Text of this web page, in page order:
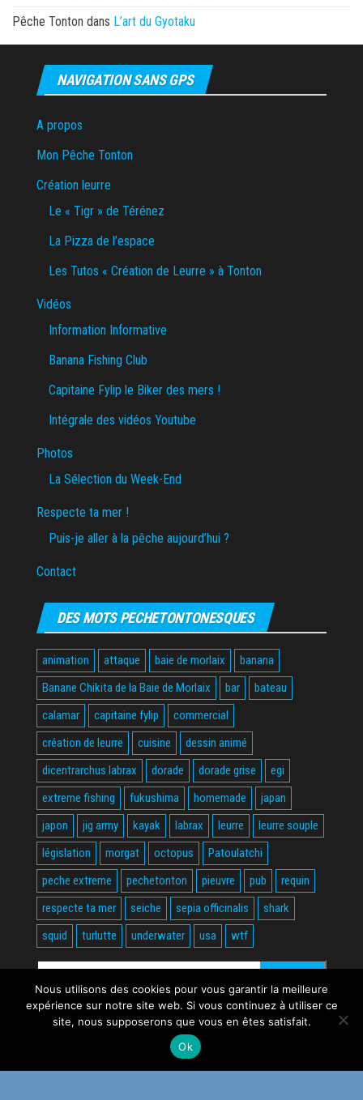
Pêche Tonton dans L’art du Gyotaku
NAVIGATION SANS GPS
A propos
Mon Pêche Tonton
Création leurre
Le « Tigr » de Térénez
La Pizza de l’espace
Les Tutos « Création de Leurre » à Tonton
Vidéos
Information Informative
Banana Fishing Club
Capitaine Fylip le Biker des mers !
Intégrale des vidéos Youtube
Photos
La Sélection du Week-End
Respecte ta mer !
Puis-je aller à la pêche aujourd’hui ?
Contact
DES MOTS PECHETONTONESQUES
animation attaque baie de morlaix
banana
Banane Chikita de la Baie de Morlaix
bar
bateau
calamar
capitaine fylip
commercial
création de leurre
cuisine
dessin animé
dicentrarchus labrax
dorade dorade grise
egi
extreme fishing
fukushima homemade
japan
japon
jig army kayak labrax leurre
leurre souple
législation
morgat octopus
Patoulatchi
peche extreme
pechetonton pieuvre pub
requin
respecte ta mer
seiche sepia officinalis
shark
squid
turlutte underwater usa wtf
Rechercher :
WordPress
Nous utilisons des cookies pour vous garantir la meilleure
expérience sur notre site web. Si vous continuez à utiliser ce
site, nous supposerons que vous en êtes satisfait.
Ok